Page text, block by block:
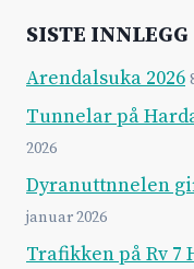
SISTE INNLEGG
Arendalsuka 2026
Tunnelar på
2026
Dyranuttnnelen
januar 2026
Trafikken på Rv 7